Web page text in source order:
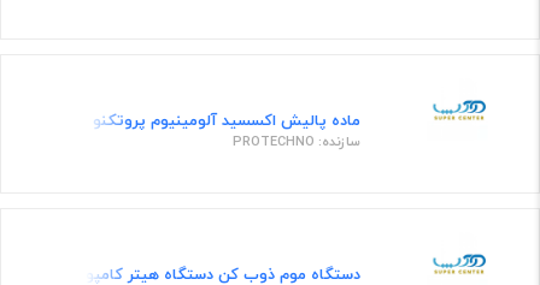
ماده پالیش اکسسید آلومینیوم پروتکنو
سازنده: PROTECHNO
دستگاه موم ذوب کن دستگاه هیتر کامپوزیت